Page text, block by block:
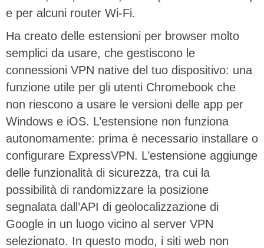
e per alcuni router Wi-Fi.
Ha creato delle estensioni per browser molto
semplici da usare, che gestiscono le
connessioni VPN native del tuo dispositivo: una
funzione utile per gli utenti Chromebook che
non riescono a usare le versioni delle app per
Windows e iOS. L’estensione non funziona
autonomamente: prima è necessario installare o
configurare ExpressVPN. L’estensione aggiunge
delle funzionalità di sicurezza, tra cui la
possibilità di randomizzare la posizione
segnalata dall’API di geolocalizzazione di
Google in un luogo vicino al server VPN
selezionato. In questo modo, i siti web non